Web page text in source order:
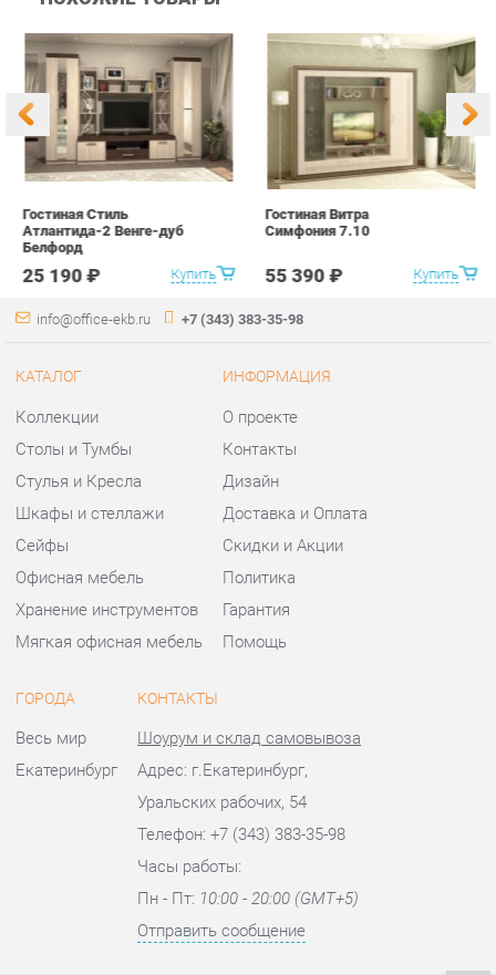
Купить
Гостиная Стиль
Атлантида-2 Венге-дуб
Белфорд
25 190 ₽
Гостиная Витра
55 390 ₽
info@office-ekb.ru +7 (343) 383-35-98
Коллекции
Столы и Тумбы
Шкафы и стеллажи
Хранение инструментов
Мягкая офисная мебель
О проекте
Контакты
Доставка и Оплата
Гарантия
Помощь
ГОРОДА
Весь мир
Екатеринбург
КОНТАКТЫ
Шоурум и склад самовывоза
Адрес: г.Екатеринбург,
Уральских рабочих, 54
Телефон: +7 (343) 383-35-98
Пн - Пт:10:00 - 20:00 (GMT+5)
Отправить сообщение
© 2009-2026 Офисная мебель Екатеринбург